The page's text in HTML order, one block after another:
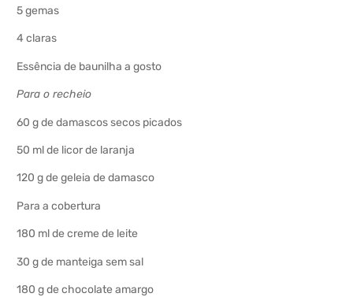
5 gemas
4 claras
Essência de baunilha a gosto
Para o recheio
60 g de damascos secos picados
50 ml de licor de laranja
120 g de geleia de damasco
Para a cobertura
180 ml de creme de leite
30 g de manteiga sem sal
180 g de chocolate amargo